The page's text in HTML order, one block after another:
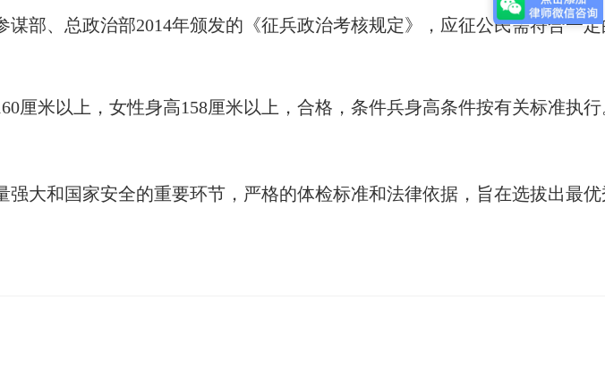
部、总政治部2014年颁发的《征兵政治考核规定》，应征公民需符合一定
厘米以上，女性身高158厘米以上，合格，条件兵身高条件按有关标准执行
大和国家安全的重要环节，严格的体检标准和法律依据，旨在选拔出最优